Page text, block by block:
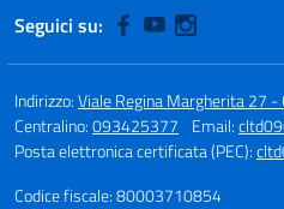
Seguici su:
Indirizzo:Viale Regina Margherita 27
Centralino:093425377 Email:
Posta elettronica certificata (PEC):
Codice fiscale: 80003710854